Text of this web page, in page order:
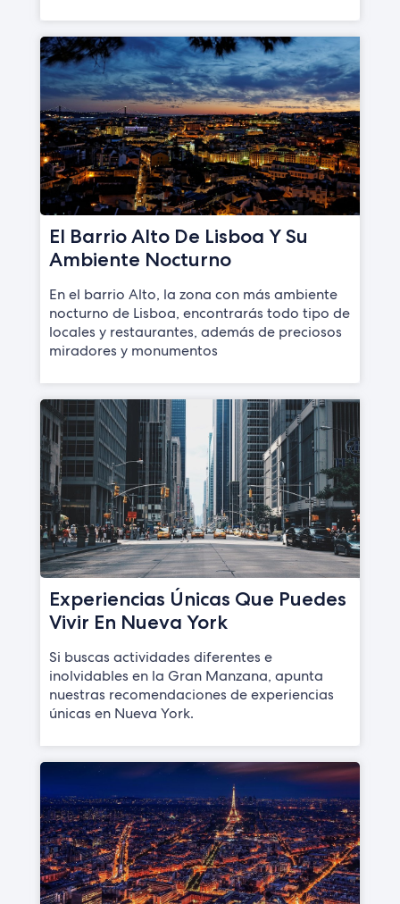
El Barrio Alto De Lisboa Y Su
Ambiente Nocturno
En el barrio Alto, la zona con más ambiente
nocturno de Lisboa, encontrarás todo tipo de
locales y restaurantes, además de preciosos
miradores y monumentos
Experiencias Únicas Que Puedes
Vivir En Nueva York
Si buscas actividades diferentes e
inolvidables en la Gran Manzana, apunta
nuestras recomendaciones de experiencias
únicas en Nueva York.